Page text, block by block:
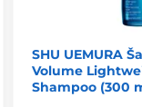
SHU UEMURA
Volume
Shampoo (300